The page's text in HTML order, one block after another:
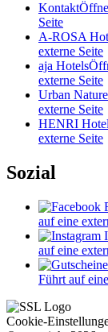
Kontakt
Seite
A-ROSA
externe Seite
aja Hotels
externe Seite
Urban Nature
externe Seite
HENRI
externe Seite
Sozial
auf eine
auf eine
Führt auf
Cookie-